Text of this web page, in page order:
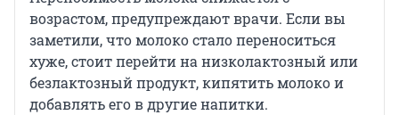
возрастом, предупреждают врачи. Если вы
заметили, что молоко стало переноситься
хуже, стоит перейти на низколактозный или
безлактозный продукт, кипятить молоко и
добавлять его в другие напитки.